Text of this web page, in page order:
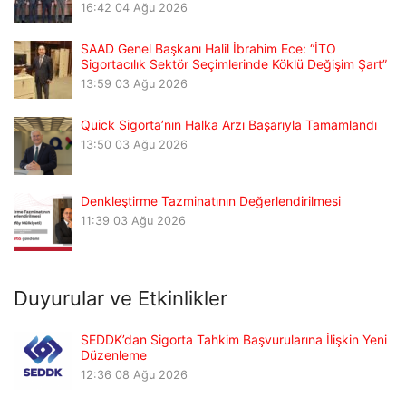
16:42 04 Ağu 2026
SAAD Genel Başkanı Halil İbrahim Ece: “İTO
Sigortacılık Sektör Seçimlerinde Köklü Değişim Şart”
13:59 03 Ağu 2026
Quick Sigorta’nın Halka Arzı Başarıyla Tamamlandı
13:50 03 Ağu 2026
Denkleştirme Tazminatının Değerlendirilmesi
11:39 03 Ağu 2026
Duyurular ve Etkinlikler
SEDDK’dan Sigorta Tahkim Başvurularına İlişkin Yeni
Düzenleme
12:36 08 Ağu 2026